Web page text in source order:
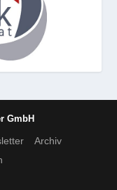
GmbH
Archiv